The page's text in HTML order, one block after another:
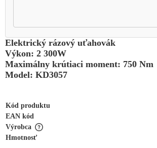
Elektrický rázový uťahovák
Výkon: 2 300W
Maximálny krútiaci moment: 750 Nm
Model: KD3057
Kód produktu
EAN kód
Výrobca
Hmotnosť